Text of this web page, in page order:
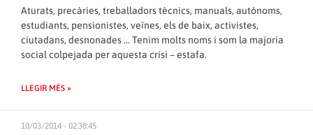
Aturats, precàries, treballadors tècnics, manuals, autònoms,
estudiants, pensionistes, veïnes, els de baix, activistes,
ciutadans, desnonades … Tenim molts noms i som la majoria
social colpejada per aquesta crisi – estafa.
LLEGIR MÉS »
10/03/2014 - 02:38:45